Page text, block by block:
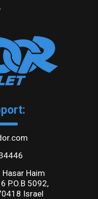
Hasar Haim
P.O.B 5092,
Israel